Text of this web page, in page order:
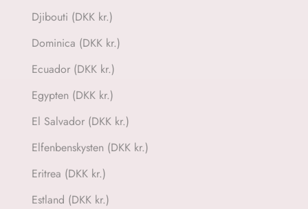
Djibouti (DKK kr.)
Dominica (DKK kr.)
Ecuador (DKK kr.)
Egypten (DKK kr.)
El Salvador (DKK kr.)
Elfenbenskysten (DKK kr.)
Eritrea (DKK kr.)
Estland (DKK kr.)